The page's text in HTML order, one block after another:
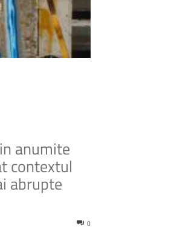
anumite
contextul
abrupte
0